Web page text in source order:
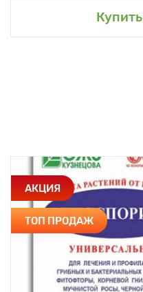
Купить
АКЦИЯ
ТОП ПРОДАЖ